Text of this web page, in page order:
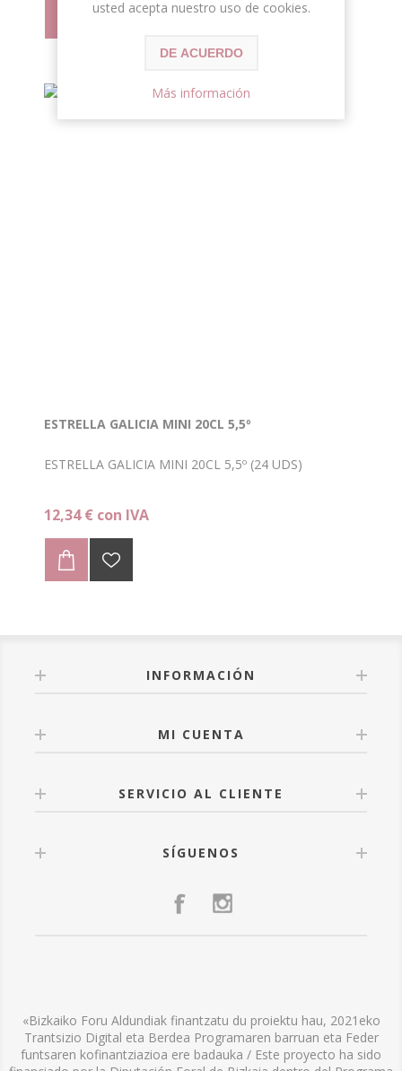
ESTRELLA GALICIA MINI 20CL 5,5º
ESTRELLA GALICIA MINI 20CL 5,5º (24 UDS)
12,34 € con IVA
INFORMACIÓN
MI CUENTA
SERVICIO AL CLIENTE
SÍGUENOS
«Bizkaiko Foru Aldundiak finantzatu du proiektu hau, 2021eko
Trantsizio Digital eta Berdea Programaren barruan eta Feder
funtsaren kofinantziazioa ere badauka / Este proyecto ha sido
usted acepta nuestro uso de cookies.
DE ACUERDO
Más información